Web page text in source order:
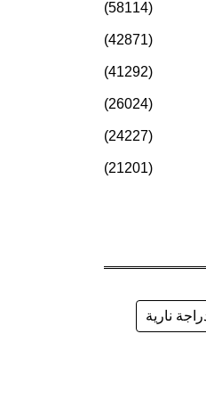
(58114)
(42871)
(41292)
(26024)
(24227)
(21201)
نارية